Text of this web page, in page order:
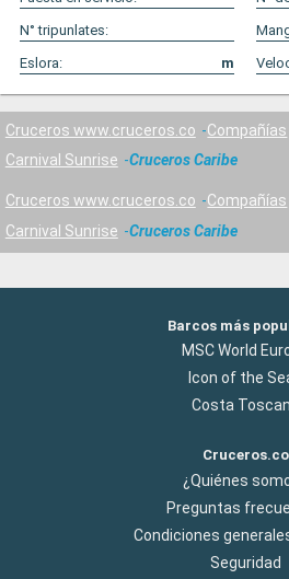
N° tripunlates:
Eslora:
m
Cruceros www.cruceros.co Compañías
Carnival Sunrise
Cruceros Caribe
Cruceros www.cruceros.co Compañías
Carnival Sunrise
Cruceros Caribe
Barcos más
MSC World
Icon of the
Costa
Cruceros.co
¿Quiénes
Preguntas
Condiciones
Seguridad